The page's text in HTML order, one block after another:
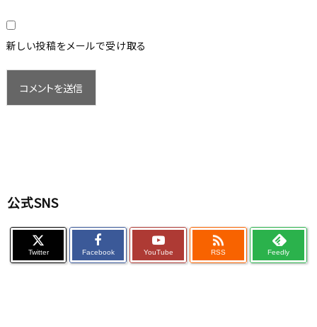
新しい投稿をメールで受け取る
公式SNS
Twitter Facebook YouTube

RSS Feedly